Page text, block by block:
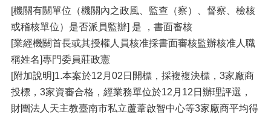
[機關有關單位（機關內之政風、監查（察）、督察、檢核
或稽核單位）是否派員監辦] 是 ，書面審核
[業經機關首長或其授權人員核准採書面審核監辦核准人職
稱姓名]專門委員莊政憲
[附加說明]1.本案於12月02日開標，採複複決標，3家廠商
投標，3家資審合格，經業務單位於12月12日辦理評選，
財團法人天主教臺南市私立蘆葦啟智中心等3家廠商平均得